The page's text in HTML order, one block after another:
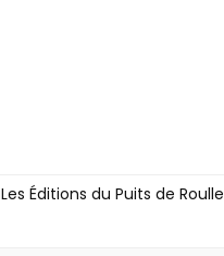
Les Éditions du Puits de Roulle